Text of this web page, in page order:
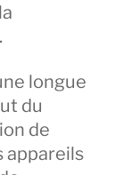
longue
du
de
appareils